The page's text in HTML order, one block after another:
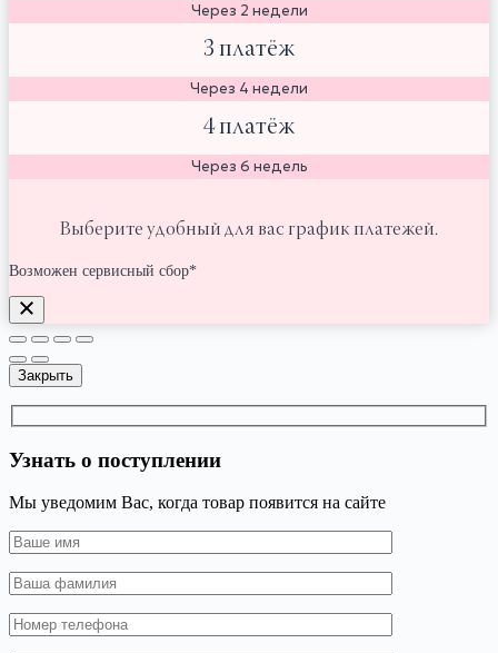
Через 2 недели
3 платёж
Через 4 недели
4 платёж
Через 6 недель
Выберите удобный для вас график платежей.
Возможен сервисный сбор*
Закрыть
Узнать о поступлении
Мы уведомим Вас, когда товар появится на сайте